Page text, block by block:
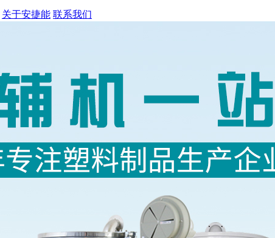
关于安捷能 联系我们